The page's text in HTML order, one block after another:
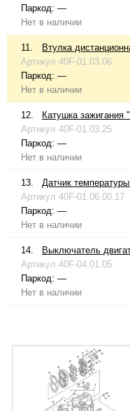
Паркод: —
Нет в наличии
11.
Втулка
Артикул 40F-01.03.06
Паркод: —
Нет в наличии
12.
Катушка зажигания
Артикул 40F-01.03.25
Паркод: —
Нет в наличии
13.
Датчик
Артикул 40F-01.06.00.17
Паркод: —
Нет в наличии
14.
Выключатель
Артикул 40F-04.01.05
Паркод: —
Нет в наличии